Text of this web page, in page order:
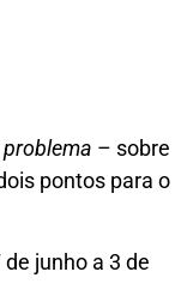
– sobre
pontos para o
junho a 3 de